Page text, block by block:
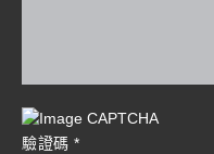
驗證碼 *